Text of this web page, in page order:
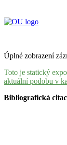
Úplné zobrazení
Toto je statický
aktuální podobu v
Bibliografická